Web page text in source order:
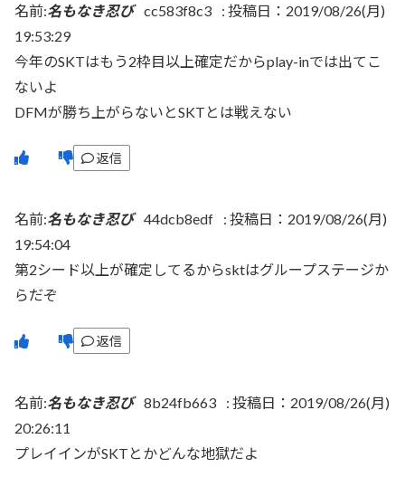
名前:名もなき忍び cc583f8c3 : 投稿日：2019/08/26(月)
19:53:29
今年のSKTはもう2枠目以上確定だからplay-inでは出てこ
ないよ
DFMが勝ち上がらないとSKTとは戦えない
返信
名前:名もなき忍び 44dcb8edf : 投稿日：2019/08/26(月)
19:54:04
第2シード以上が確定してるからsktはグループステージか
らだぞ
返信
名前:名もなき忍び 8b24fb663 : 投稿日：2019/08/26(月)
20:26:11
プレイインがSKTとかどんな地獄だよ